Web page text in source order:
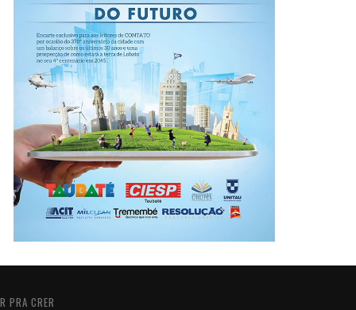
PRA CRER